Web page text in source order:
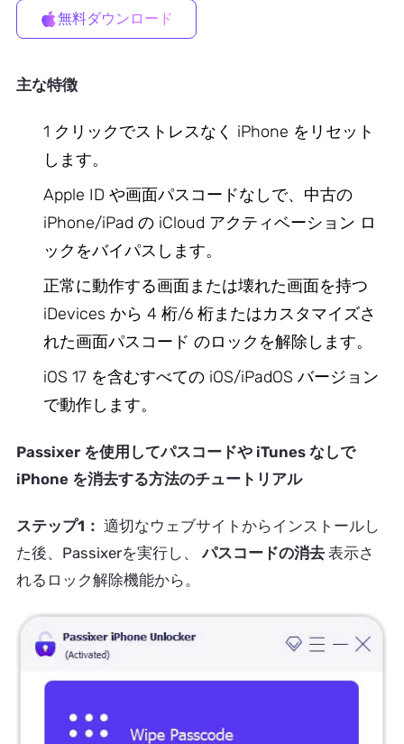
無料ダウンロード
主な特徴
1 クリックでストレスなく iPhone をリセット
します。
Apple ID や画面パスコードなしで、中古の
iPhone/iPad の iCloud アクティベーション ロ
ックをバイパスします。
正常に動作する画面または壊れた画面を持つ
iDevices から 4 桁/6 桁またはカスタマイズさ
れた画面パスコード のロックを解除します。
iOS 17 を含むすべての iOS/iPadOS バージョン
で動作します。
Passixer を使用してパスコードや iTunes なしで
iPhone を消去する方法のチュートリアル
ステップ1： 適切なウェブサイトからインストールし
た後、Passixerを実行し、パスコードの消去 表示さ
れるロック解除機能から。